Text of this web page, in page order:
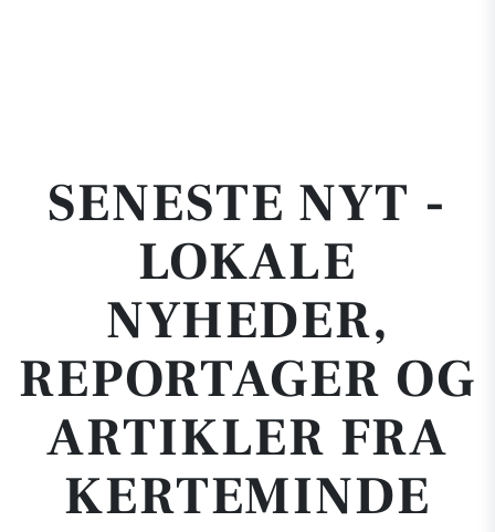
SENESTE NYT -
LOKALE
NYHEDER,
REPORTAGER OG
ARTIKLER FRA
KERTEMINDE